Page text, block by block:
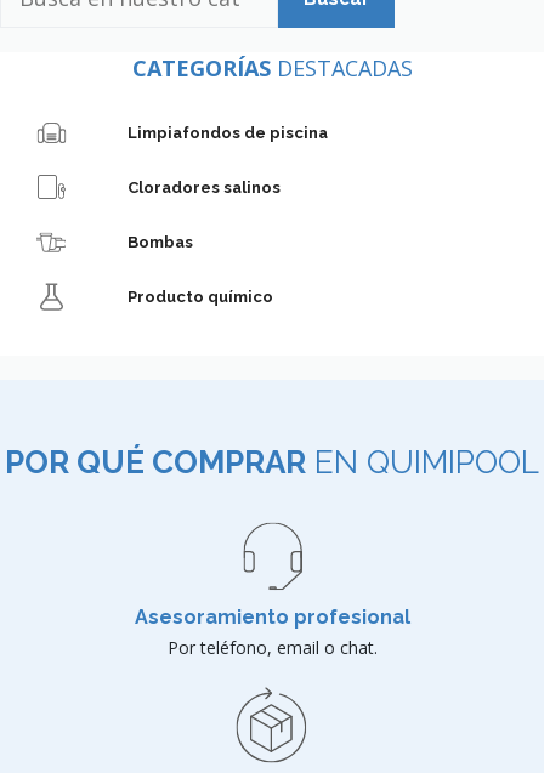
en
CATEGORÍASDESTACADAS
Limpiafondos de piscina
Cloradores salinos
Bombas
Producto químico
POR QUÉ COMPRAR EN QUIMIPOOL
Asesoramiento profesional
Por teléfono, email o chat.